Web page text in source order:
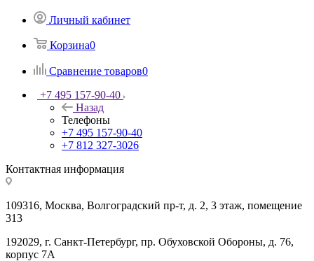
Личный кабинет
Корзина0
Сравнение товаров0
+7 495 157-90-40
Назад
Телефоны
+7 495 157-90-40
+7 812 327-3026
Контактная информация
109316, Москва, Волгоградский пр-т, д. 2, 3 этаж, помещение
313
192029, г. Санкт-Петербург, пр. Обуховской Обороны, д. 76,
корпус 7А